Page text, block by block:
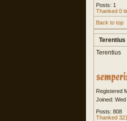
Posts: 1
Thanked 0
Back to top
Terentius
Terentius
Registered
Joined:
Posts: 808
Thanked